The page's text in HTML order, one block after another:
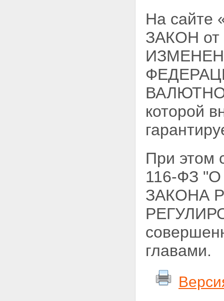
На сайте
ЗАКОН
которой
При этом
116-ФЗ
ЗАКОНА
главами.